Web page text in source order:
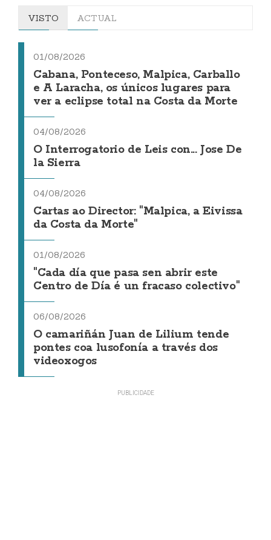
VISTO ACTUAL
01/08/2026
Cabana, Ponteceso, Malpica, Carballo
e A Laracha, os únicos lugares para
ver a eclipse total na Costa da Morte
04/08/2026
O Interrogatorio de Leis con... Jose De
la Sierra
04/08/2026
Cartas ao Director: "Malpica, a Eivissa
da Costa da Morte"
01/08/2026
"Cada día que pasa sen abrir este
Centro de Día é un fracaso colectivo"
06/08/2026
O camariñán Juan de Lilium tende
pontes coa lusofonía a través dos
videoxogos